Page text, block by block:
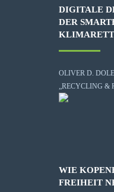
DIGITALE
DER
OLIVER D.
„RECYCLING &
WIE
FREIHEIT